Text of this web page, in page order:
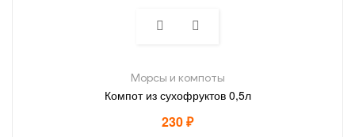
Морсы и компоты
Компот из сухофруктов 0,5л
230₽